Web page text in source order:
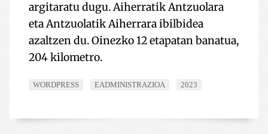
argitaratu dugu. Aiherratik Antzuolara
eta Antzuolatik Aiherrara ibilbidea
azaltzen du. Oinezko 12 etapatan banatua,
204 kilometro.
WORDPRESS EADMINISTRAZIOA 2023